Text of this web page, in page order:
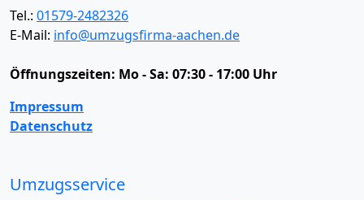
Tel.: 01579-2482326
E-Mail: info@umzugsfirma-aachen.de
Öffnungszeiten: Mo - Sa: 07:30 - 17:00 Uhr
Impressum
Datenschutz
Umzugsservice